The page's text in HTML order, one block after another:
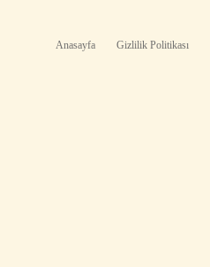
Anasayfa Gizlilik Politikası